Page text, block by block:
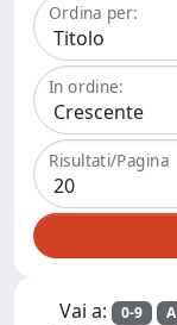
Ordina per:
In ordine:
Risultati/Pagina
Vai a: 0-9 A